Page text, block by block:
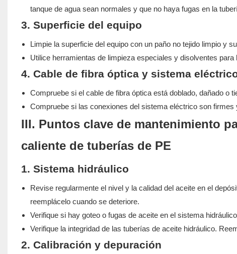
tanque de agua sean normales y que no haya fugas en la
3. Superficie del equipo
Limpie la superficie del equipo con un paño no tejido limpio y
Utilice herramientas de limpieza especiales y disolventes
4. Cable de fibra óptica y sistema
Compruebe si el cable de fibra óptica está doblado, dañado o
Compruebe si las conexiones del sistema eléctrico son
III. Puntos clave de mantenimiento
caliente de tuberías de PE
1. Sistema hidráulico
Revise regularmente el nivel y la calidad del aceite en el
reemplácelo cuando se deteriore.
Verifique si hay goteo o fugas de aceite en el sistema
Verifique la integridad de las tuberías de aceite hidráulico.
2. Calibración y depuración